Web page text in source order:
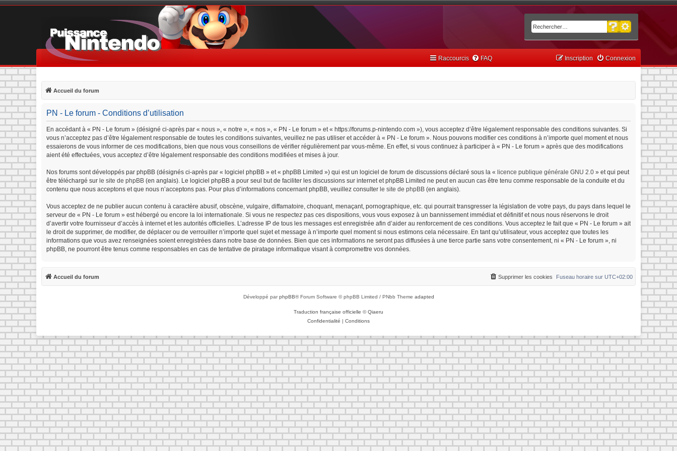
Rechercher
Recherche avancée
Raccourcis FAQ Connexion
Inscription
Accueil du forum
PN - Le forum - Conditions d’utilisation
En accédant à « PN - Le forum » (désigné ci-après par « nous », « notre », « nos », « PN - Le forum » et « https://forums.p-nintendo.com »), vous acceptez d’être légalement responsable des conditions suivantes. Si
vous n’acceptez pas d’être légalement responsable de toutes les conditions suivantes, veuillez ne pas utiliser et accéder à « PN - Le forum ». Nous pouvons modifier ces conditions à n’importe quel moment et nous
essaierons de vous informer de ces modifications, bien que nous vous conseillons de vérifier régulièrement par vous-même. En effet, si vous continuez à participer à « PN - Le forum » après que des modifications
aient été effectuées, vous acceptez d’être légalement responsable des conditions modifiées et mises à jour.
Nos forums sont développés par phpBB (désignés ci-après par « logiciel phpBB » et « phpBB Limited ») qui est un logiciel de forum de discussions déclaré sous la « licence publique générale GNU 2.0 » et qui peut
être téléchargé sur le site de phpBB (en anglais). Le logiciel phpBB a pour seul but de faciliter les discussions sur internet et phpBB Limited ne peut en aucun cas être tenu comme responsable de la conduite et du
contenu que nous acceptons et que nous n’acceptons pas. Pour plus d’informations concernant phpBB, veuillez consulter le site de phpBB (en anglais).
Vous acceptez de ne publier aucun contenu à caractère abusif, obscène, vulgaire, diffamatoire, choquant, menaçant, pornographique, etc. qui pourrait transgresser la législation de votre pays, du pays dans lequel le
serveur de « PN - Le forum » est hébergé ou encore la loi internationale. Si vous ne respectez pas ces dispositions, vous vous exposez à un bannissement immédiat et définitif et nous nous réservons le droit
d’avertir votre fournisseur d’accès à internet et les autorités officielles. L’adresse IP de tous les messages est enregistrée afin d’aider au renforcement de ces conditions. Vous acceptez le fait que « PN - Le forum » ait
le droit de supprimer, de modifier, de déplacer ou de verrouiller n’importe quel sujet et message à n’importe quel moment si nous estimons cela nécessaire. En tant qu’utilisateur, vous acceptez que toutes les
informations que vous avez renseignées soient enregistrées dans notre base de données. Bien que ces informations ne seront pas diffusées à une tierce partie sans votre consentement, ni « PN - Le forum », ni
phpBB, ne pourront être tenus comme responsables en cas de tentative de piratage informatique visant à compromettre vos données.
Accueil du forum Fuseau horaire sur UTC+02:00
Supprimer les cookies
Développé parphpBB® Forum Software © phpBB Limited / PNbb Theme adapted
Traduction française officielle ©Qiaeru
Confidentialité | Conditions